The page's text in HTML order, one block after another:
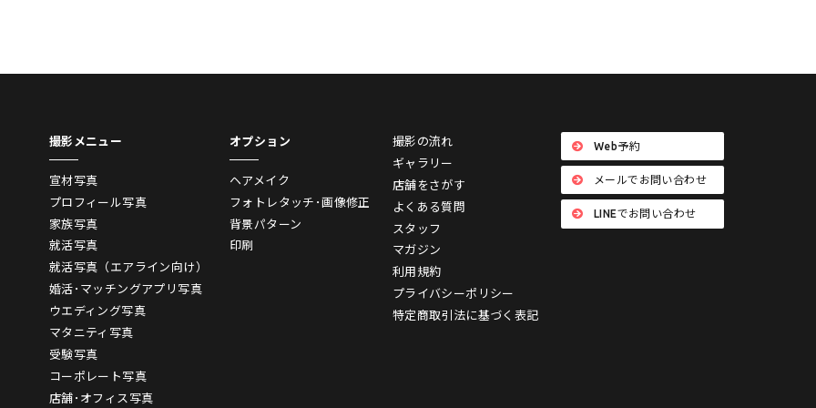
撮影メニュー
宣材写真
プロフィール写真
家族写真
就活写真
就活写真（エアライン向け）
婚活･マッチングアプリ写真
ウエディング写真
マタニティ写真
受験写真
コーポレート写真
店舗･オフィス写真
オプション
ヘアメイク
フォトレタッチ･画像修正
背景パターン
印刷
撮影の流れ
ギャラリー
店舗をさがす
よくある質問
スタッフ
マガジン
利用規約
プライバシーポリシー
特定商取引法に基づく表記
Web予約
メールでお問い合わせ
LINEでお問い合わせ